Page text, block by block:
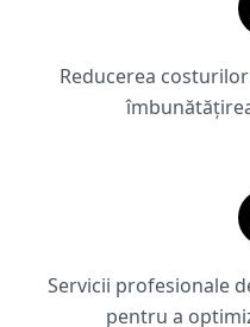
Reducerea
Servicii profesionale
pentru a